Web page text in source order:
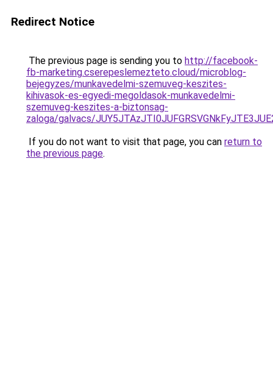
Redirect Notice
The previous page is sending you to http://facebook-
fb-marketing.cserepeslemezteto.cloud/microblog-
bejegyzes/munkavedelmi-szemuveg-keszites-
kihivasok-es-egyedi-megoldasok-munkavedelmi-
szemuveg-keszites-a-biztonsag-
zaloga/galvacs/
If you do not want to visit that page, you can return to
the previous page.